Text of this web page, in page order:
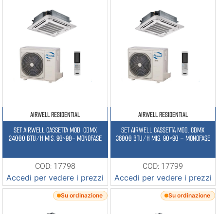
AIRWELL RESIDENTIAL
SET AIRWELL CASSETTA MOD. CDMX
24000 BTU/H MIS. 90×90- MONOFASE
COD: 17798
Accedi per vedere i prezzi
AIRWELL RESIDENTIAL
SET AIRWELL CASSETTA MOD. CDMX
36000 BTU/H MIS. 90×90 – MONOFASE
COD: 17799
Accedi per vedere i prezzi
Su ordinazione Su ordinazione